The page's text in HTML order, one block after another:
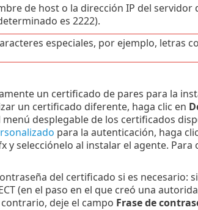
de host o la dirección IP del servidor
es 2222).
especiales, por ejemplo, letras
un certificado de pares para la
un certificado diferente, haga clic en
desplegable de los certificados
para la autenticación, haga
y selecciónelo al instalar el agente. Para
del certificado si es necesario:
(en el paso en el que creó una
deje el campo Frase de